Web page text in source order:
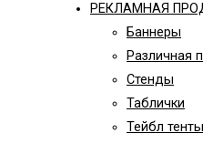
РЕКЛАМНАЯ
Баннеры
Различная
Стенды
Таблички
Тейбл тенты